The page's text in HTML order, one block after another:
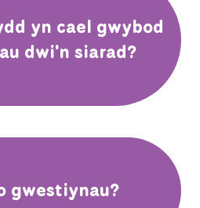
yn cael gwybod
dwi'n siarad?
gwestiynau?